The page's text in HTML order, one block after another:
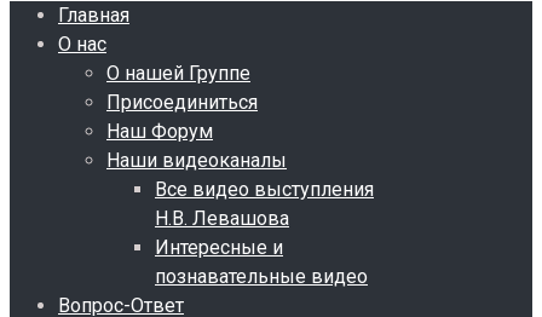
Главная
О нас
О нашей Группе
Присоединиться
Наш Форум
Наши видеоканалы
Все видео выступления
Н.В. Левашова
Интересные и
познавательные видео
Вопрос-Ответ